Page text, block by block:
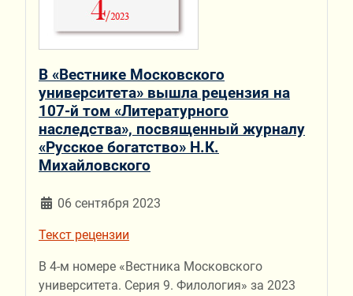
В «Вестнике Московского
университета» вышла рецензия на
107-й том «Литературного
наследства», посвященный журналу
«Русское богатство» Н.К.
Михайловского
06 сентября 2023
Текст рецензии
В 4-м номере «Вестника Московского
университета. Серия 9. Филология» за 2023